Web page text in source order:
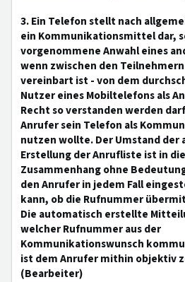
3. Ein Telefon stellt nach
ein Kommunikationsmittel dar,
vorgenommene Anwahl eines
wenn zwischen den
vereinbart ist - von dem
Nutzer eines Mobiltelefons als
Recht so verstanden werden
Anrufer sein Telefon als
nutzen wollte. Der Umstand der
Erstellung der Anrufliste ist in
Zusammenhang ohne
den Anrufer in jedem Fall
kann, ob die Rufnummer
Die automatisch erstellte
welcher Rufnummer aus der
Kommunikationswunsch
ist dem Anrufer mithin objektiv
(Bearbeiter)